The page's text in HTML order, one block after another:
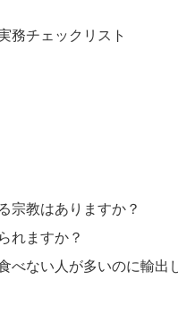
務チェックリスト
宗教はありますか？
れますか？
べない人が多いのに輸出